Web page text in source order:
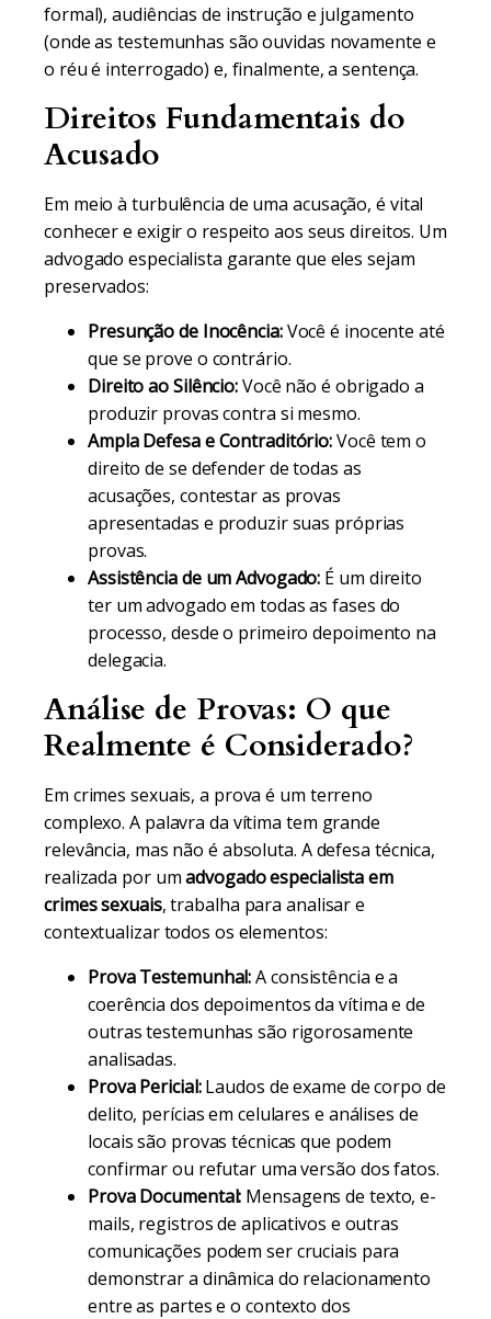
formal), audiências de instrução e julgamento
(onde as testemunhas são ouvidas novamente e
o réu é interrogado) e, finalmente, a sentença.
Direitos Fundamentais do
Acusado
Em meio à turbulência de uma acusação, é vital
conhecer e exigir o respeito aos seus direitos. Um
advogado especialista garante que eles sejam
preservados:
Presunção de Inocência:Você é inocente até
que se prove o contrário.
Direito ao Silêncio:Você não é obrigado a
produzir provas contra si mesmo.
Ampla Defesa e Contraditório:Você tem o
direito de se defender de todas as
acusações, contestar as provas
apresentadas e produzir suas próprias
provas.
Assistência de um Advogado: É um direito
ter um advogado em todas as fases do
processo, desde o primeiro depoimento na
delegacia.
Análise de Provas: O que
Realmente é Considerado?
Em crimes sexuais, a prova é um terreno
complexo. A palavra da vítima tem grande
relevância, mas não é absoluta. A defesa técnica,
realizada por umadvogado especialista em
crimes sexuais, trabalha para analisar e
contextualizar todos os elementos:
Prova Testemunhal:A consistência e a
coerência dos depoimentos da vítima e de
outras testemunhas são rigorosamente
analisadas.
Prova Pericial:Laudos de exame de corpo de
delito, perícias em celulares e análises de
locais são provas técnicas que podem
confirmar ou refutar uma versão dos fatos.
Prova Documental: Mensagens de texto, e-
mails, registros de aplicativos e outras
comunicações podem ser cruciais para
demonstrar a dinâmica do relacionamento
entre as partes e o contexto dos